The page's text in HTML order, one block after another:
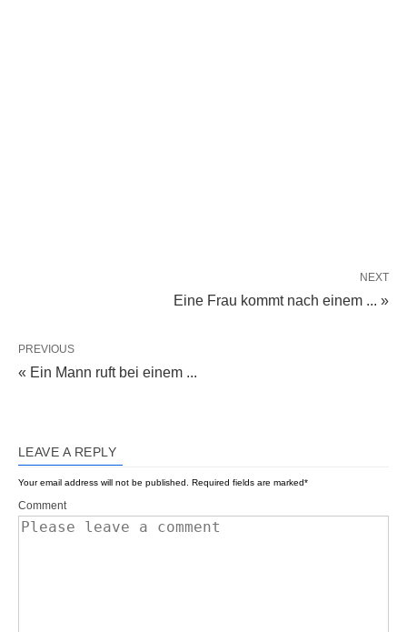
NEXT
Eine Frau kommt nach einem ... »
PREVIOUS
« Ein Mann ruft bei einem ...
LEAVE A REPLY
Your email address will not be published. Required fields are marked*
Comment